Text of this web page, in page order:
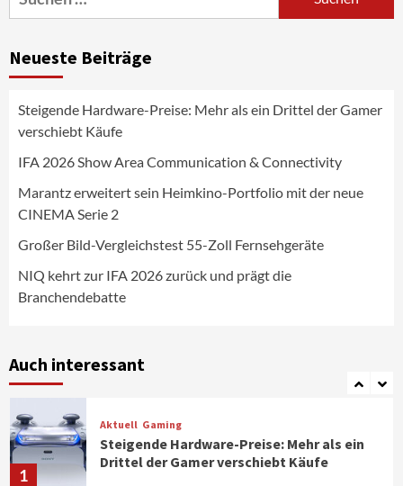
nach:
Neueste Beiträge
Steigende Hardware-Preise: Mehr als ein Drittel der Gamer
verschiebt Käufe
IFA 2026 Show Area Communication & Connectivity
Marantz erweitert sein Heimkino-Portfolio mit der neue
CINEMA Serie 2
Großer Bild-Vergleichstest 55-Zoll Fernsehgeräte
NIQ kehrt zur IFA 2026 zurück und prägt die
Branchendebatte
Auch interessant
4
News aus dem Internet
Fernsehgeräte
5
NIQ kehrt zur IFA 2026 zurück und prägt
die Branchendebatte
6
Aktuell
CHERRY baut Vertriebsteam in
7
Klimageräte und Ventilatoren
1
Aktuell Gaming
Steigende Hardware-Preise: Mehr als ein
Drittel der Gamer verschiebt Käufe